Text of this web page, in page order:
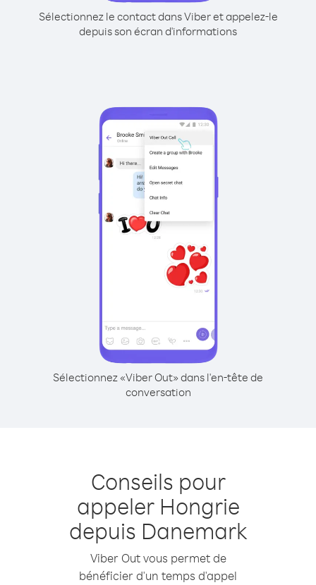
Sélectionnez le contact dans Viber et appelez-le
depuis son écran d'informations
Sélectionnez «Viber Out» dans l'en-tête de
conversation
Conseils pour
appeler Hongrie
depuis Danemark
Viber Out vous permet de
bénéficier d'un temps d'appel